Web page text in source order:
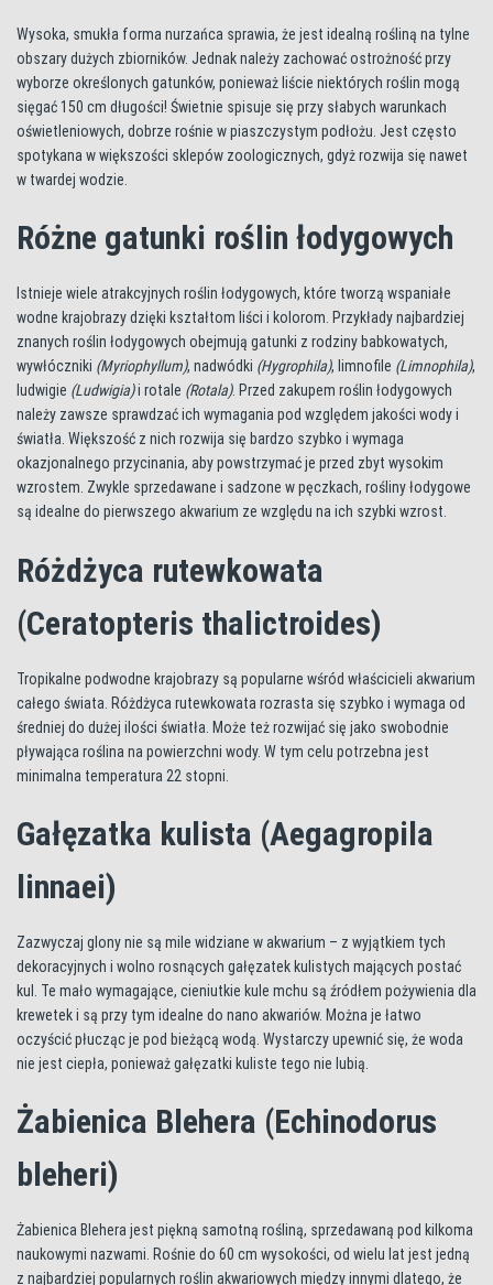
Wysoka, smukła forma nurzańca sprawia, że jest idealną rośliną na tylne
obszary dużych zbiorników. Jednak należy zachować ostrożność przy
wyborze określonych gatunków, ponieważ liście niektórych roślin mogą
sięgać 150 cm długości! Świetnie spisuje się przy słabych warunkach
oświetleniowych, dobrze rośnie w piaszczystym podłożu. Jest często
spotykana w większości sklepów zoologicznych, gdyż rozwija się nawet
w twardej wodzie.
Różne gatunki roślin łodygowych
Istnieje wiele atrakcyjnych roślin łodygowych, które tworzą wspaniałe
wodne krajobrazy dzięki kształtom liści i kolorom. Przykłady najbardziej
znanych roślin łodygowych obejmują gatunki z rodziny babkowatych,
wywłóczniki (Myriophyllum), nadwódki (Hygrophila), limnofile (Limnophila),
ludwigie (Ludwigia)i rotale (Rotala). Przed zakupem roślin łodygowych
należy zawsze sprawdzać ich wymagania pod względem jakości wody i
światła. Większość z nich rozwija się bardzo szybko i wymaga
okazjonalnego przycinania, aby powstrzymać je przed zbyt wysokim
wzrostem. Zwykle sprzedawane i sadzone w pęczkach, rośliny łodygowe
są idealne do pierwszego akwarium ze względu na ich szybki wzrost.
Różdżyca rutewkowata
(Ceratopteris thalictroides)
Tropikalne podwodne krajobrazy są popularne wśród właścicieli akwarium
całego świata. Różdżyca rutewkowata rozrasta się szybko i wymaga od
średniej do dużej ilości światła. Może też rozwijać się jako swobodnie
pływająca roślina na powierzchni wody. W tym celu potrzebna jest
minimalna temperatura 22 stopni.
Gałęzatka kulista (Aegagropila
linnaei)
Zazwyczaj glony nie są mile widziane w akwarium – z wyjątkiem tych
dekoracyjnych i wolno rosnących gałęzatek kulistych mających postać
kul. Te mało wymagające, cieniutkie kule mchu są źródłem pożywienia dla
krewetek i są przy tym idealne do nano akwariów. Można je łatwo
oczyścić płucząc je pod bieżącą wodą. Wystarczy upewnić się, że woda
nie jest ciepła, ponieważ gałęzatki kuliste tego nie lubią.
Żabienica Blehera (Echinodorus
bleheri)
Żabienica Blehera jest piękną samotną rośliną, sprzedawaną pod kilkoma
naukowymi nazwami. Rośnie do 60 cm wysokości, od wielu lat jest jedną
z najbardziej popularnych roślin akwariowych między innymi dlatego, że